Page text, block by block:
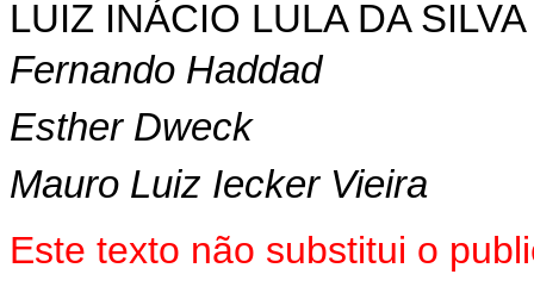
LUIZ INÁCIO LULA DA SILVA
Fernando Haddad
Esther Dweck
Mauro Luiz Iecker Vieira
Este texto não substitui o